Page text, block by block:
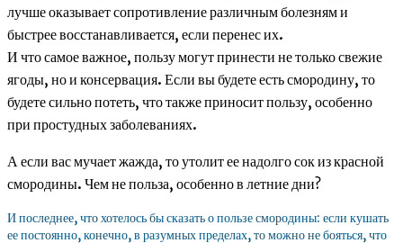
лучше оказывает сопротивление различным болезням и
быстрее восстанавливается, если перенес их.
И что самое важное, пользу могут принести не только свежие
ягоды, но и консервация. Если вы будете есть смородину, то
будете сильно потеть, что также приносит пользу, особенно
при простудных заболеваниях.
А если вас мучает жажда, то утолит ее надолго сок из красной
смородины. Чем не польза, особенно в летние дни?
И последнее, что хотелось бы сказать о пользе смородины: если кушать
ее постоянно, конечно, в разумных пределах, то можно не бояться, что